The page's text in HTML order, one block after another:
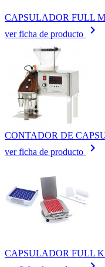
CAPSULADOR FULL
ver ficha de producto
keyboard_arrow_right
CONTADOR DE
ver ficha de producto
keyboard_arrow_right
CAPSULADOR FULL